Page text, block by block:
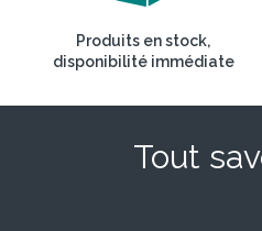
Produits en stock,
disponibilité immédiate
Tout